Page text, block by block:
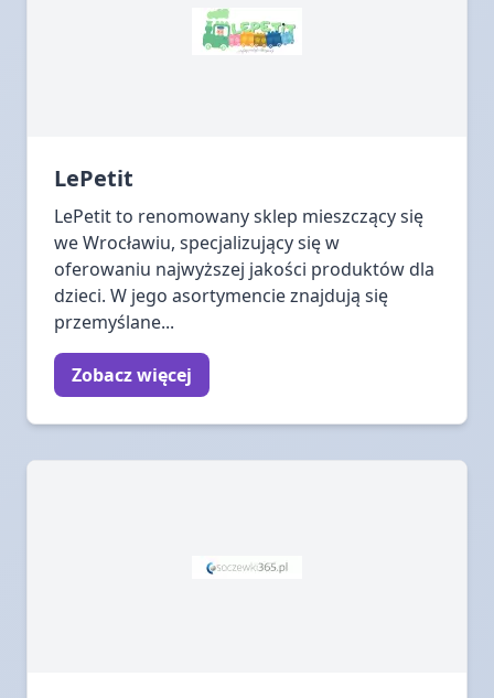
LePetit
LePetit to renomowany sklep mieszczący się
we Wrocławiu, specjalizujący się w
oferowaniu najwyższej jakości produktów dla
dzieci. W jego asortymencie znajdują się
przemyślane...
Zobacz więcej